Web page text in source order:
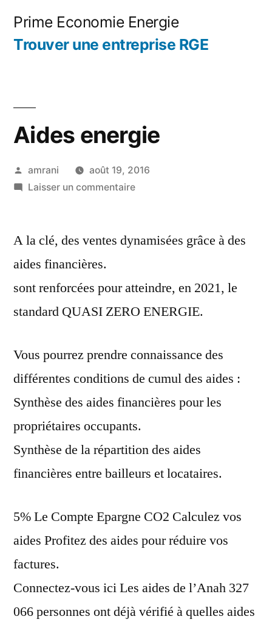
Prime Economie Energie
Trouver une entreprise RGE
Aides energie
Publié
par
amrani
août 19, 2016
Laisser un commentairesur
A la clé, des ventes dynamisées grâce à des
aides financières.
sont renforcées pour atteindre, en 2021, le
standard QUASI ZERO ENERGIE.
Vous pourrez prendre connaissance des
différentes conditions de cumul des aides :
Synthèse des aides financières pour les
propriétaires occupants.
Synthèse de la répartition des aides
financières entre bailleurs et locataires.
5% Le Compte Epargne CO2 Calculez vos
aides Profitez des aides pour réduire vos
factures.
Connectez-vous ici Les aides de l’Anah 327
066 personnes ont déjà vérifié à quelles aides